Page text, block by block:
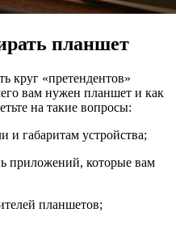
планшет
круг «претендентов»
вам нужен планшет и как
на такие вопросы:
и габаритам устройства;
приложений, которые вам
планшетов;